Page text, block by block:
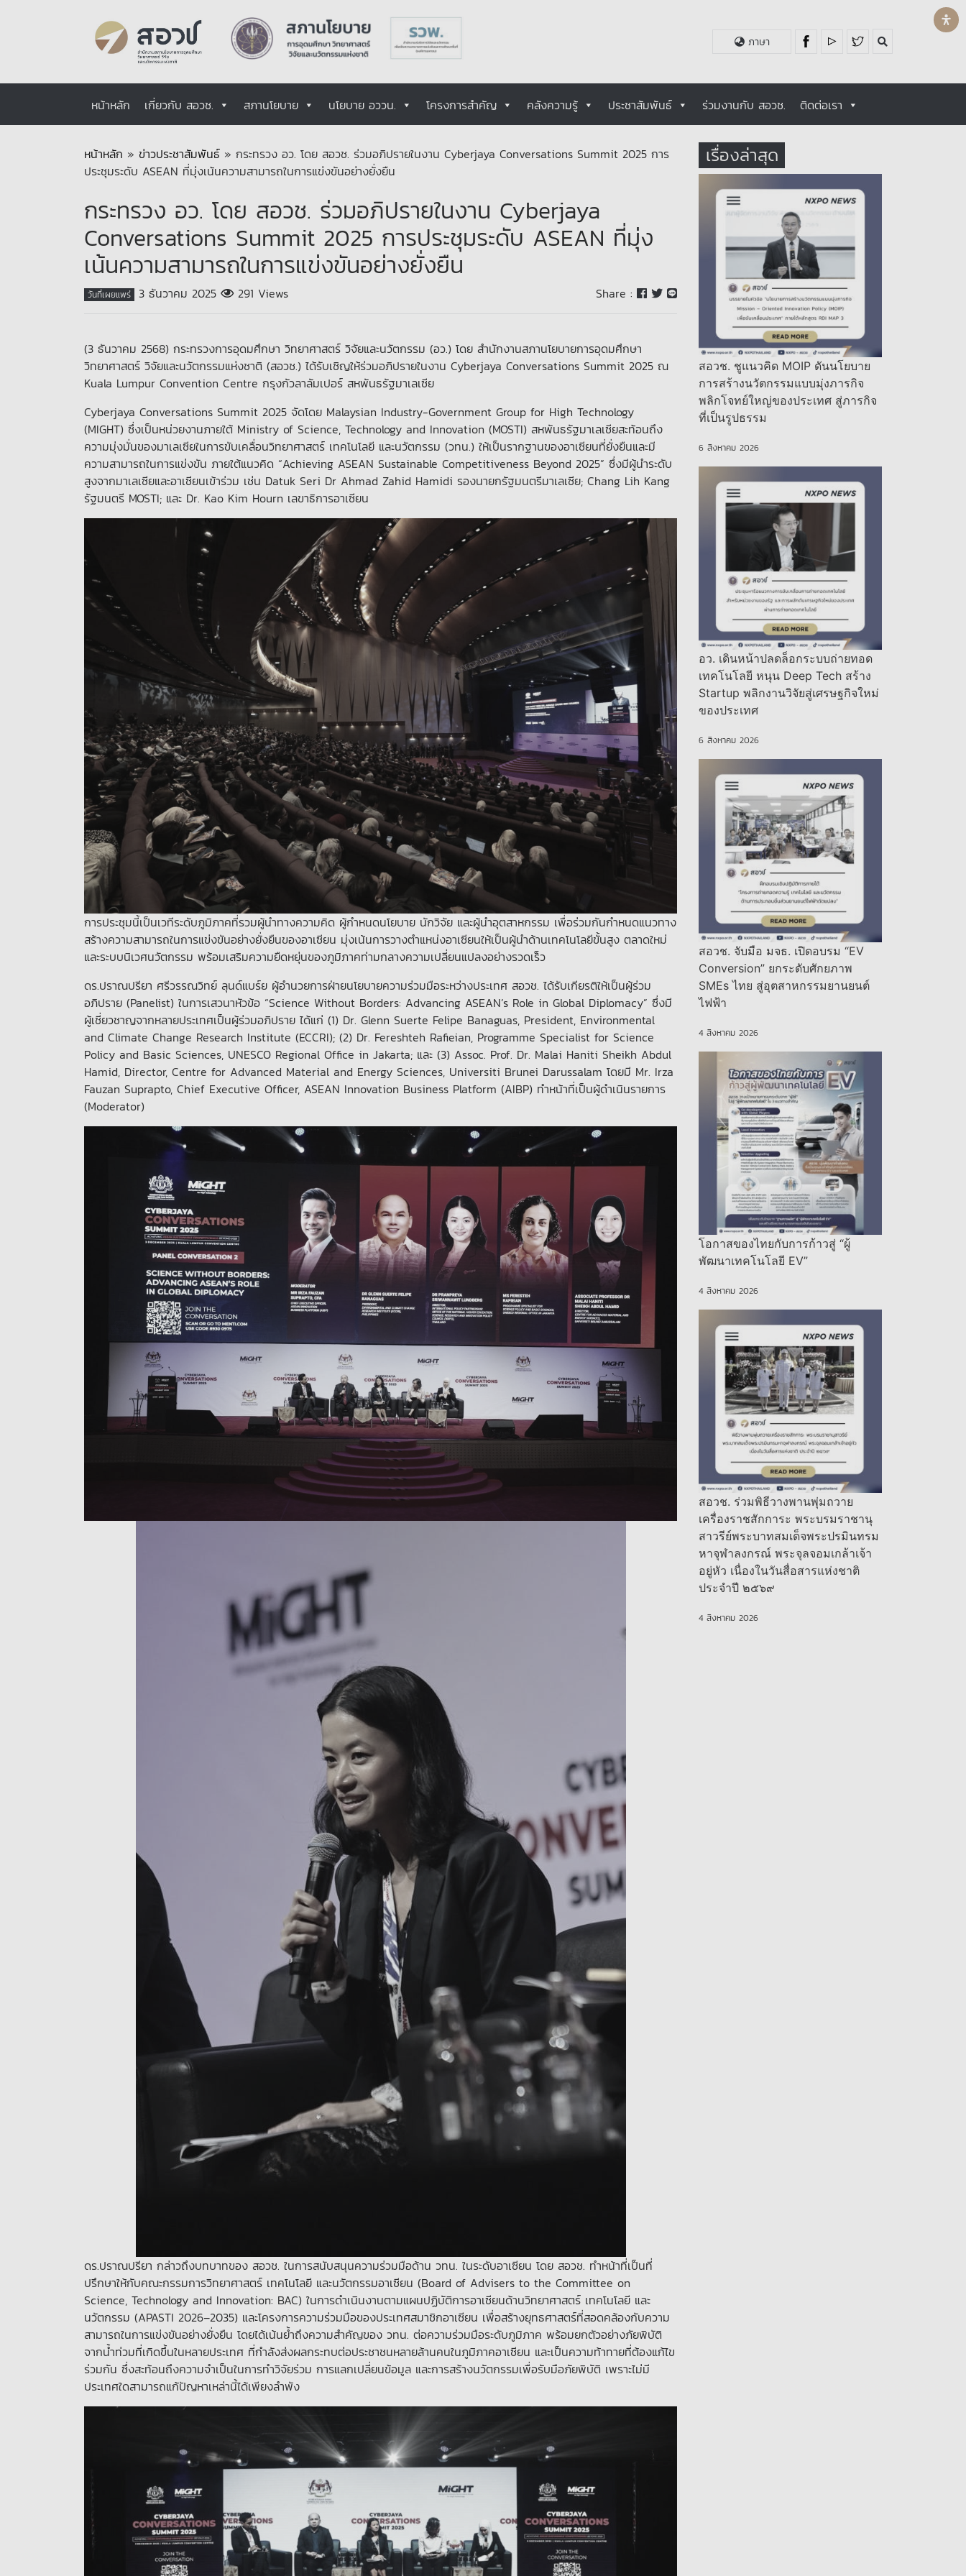
ภาษา
หน้าหลัก เกี่ยวกับ สอวช. สภานโยบาย นโยบาย อววน. โครงการสำคัญ คลังความรู้ ประชาสัมพันธ์ ร่วมงานกับ สอวช. ติดต่อเรา
หน้าหลัก » ข่าวประชาสัมพันธ์ » กระทรวง อว. โดย สอวช. ร่วมอภิปรายในงาน Cyberjaya Conversations Summit 2025 การ
ประชุมระดับ ASEAN ที่มุ่งเน้นความสามารถในการแข่งขันอย่างยั่งยืน
กระทรวง อว. โดย สอวช. ร่วมอภิปรายในงาน Cyberjaya
Conversations Summit 2025 การประชุมระดับ ASEAN ที่มุ่ง
เน้นความสามารถในการแข่งขันอย่างยั่งยืน
วันที่เผยแพร่ 3 ธันวาคม 2025 291 Views Share :
(3 ธันวาคม 2568) กระทรวงการอุดมศึกษา วิทยาศาสตร์ วิจัยและนวัตกรรม (อว.) โดย สำนักงานสภานโยบายการอุดมศึกษา
วิทยาศาสตร์ วิจัยและนวัตกรรมแห่งชาติ (สอวช.) ได้รับเชิญให้ร่วมอภิปรายในงาน Cyberjaya Conversations Summit 2025 ณ
Kuala Lumpur Convention Centre กรุงกัวลาลัมเปอร์ สหพันธรัฐมาเลเซีย
Cyberjaya Conversations Summit 2025 จัดโดย Malaysian Industry-Government Group for High Technology
(MIGHT) ซึ่งเป็นหน่วยงานภายใต้ Ministry of Science, Technology and Innovation (MOSTI) สหพันธรัฐมาเลเซียสะท้อนถึง
ความมุ่งมั่นของมาเลเซียในการขับเคลื่อนวิทยาศาสตร์ เทคโนโลยี และนวัตกรรม (วทน.) ให้เป็นรากฐานของอาเซียนที่ยั่งยืนและมี
ความสามารถในการแข่งขัน ภายใต้แนวคิด “Achieving ASEAN Sustainable Competitiveness Beyond 2025” ซึ่งมีผู้นำระดับ
สูงจากมาเลเซียและอาเซียนเข้าร่วม เช่น Datuk Seri Dr Ahmad Zahid Hamidi รองนายกรัฐมนตรีมาเลเซีย; Chang Lih Kang
รัฐมนตรี MOSTI; และ Dr. Kao Kim Hourn เลขาธิการอาเซียน
การประชุมนี้เป็นเวทีระดับภูมิภาคที่รวมผู้นำทางความคิด ผู้กำหนดนโยบาย นักวิจัย และผู้นำอุตสาหกรรม เพื่อร่วมกันกำหนดแนวทาง
สร้างความสามารถในการแข่งขันอย่างยั่งยืนของอาเซียน มุ่งเน้นการวางตำแหน่งอาเซียนให้เป็นผู้นำด้านเทคโนโลยีขั้นสูง ตลาดใหม่
และระบบนิเวศนวัตกรรม พร้อมเสริมความยืดหยุ่นของภูมิภาคท่ามกลางความเปลี่ยนแปลงอย่างรวดเร็ว
ดร.ปราณปรียา ศรีวรรณวิทย์ ลุนด์แบร์ย ผู้อำนวยการฝ่ายนโยบายความร่วมมือระหว่างประเทศ สอวช. ได้รับเกียรติให้เป็นผู้ร่วม
อภิปราย (Panelist) ในการเสวนาหัวข้อ “Science Without Borders: Advancing ASEAN’s Role in Global Diplomacy” ซึ่งมี
ผู้เชี่ยวชาญจากหลายประเทศเป็นผู้ร่วมอภิปราย ได้แก่ (1) Dr. Glenn Suerte Felipe Banaguas, President, Environmental
and Climate Change Research Institute (ECCRI); (2) Dr. Fereshteh Rafieian, Programme Specialist for Science
Policy and Basic Sciences, UNESCO Regional Office in Jakarta; และ (3) Assoc. Prof. Dr. Malai Haniti Sheikh Abdul
Hamid, Director, Centre for Advanced Material and Energy Sciences, Universiti Brunei Darussalam โดยมี Mr. Irza
Fauzan Suprapto, Chief Executive Officer, ASEAN Innovation Business Platform (AIBP) ทำหน้าที่เป็นผู้ดำเนินรายการ
(Moderator)
ดร.ปราณปรียา กล่าวถึงบทบาทของ สอวช. ในการสนับสนุนความร่วมมือด้าน วทน. ในระดับอาเซียน โดย สอวช. ทำหน้าที่เป็นที่
ปรึกษาให้กับคณะกรรมการวิทยาศาสตร์ เทคโนโลยี และนวัตกรรมอาเซียน (Board of Advisers to the Committee on
Science, Technology and Innovation: BAC) ในการดำเนินงานตามแผนปฏิบัติการอาเซียนด้านวิทยาศาสตร์ เทคโนโลยี และ
นวัตกรรม (APASTI 2026–2035) และโครงการความร่วมมือของประเทศสมาชิกอาเซียน เพื่อสร้างยุทธศาสตร์ที่สอดคล้องกับความ
สามารถในการแข่งขันอย่างยั่งยืน โดยได้เน้นย้ำถึงความสำคัญของ วทน. ต่อความร่วมมือระดับภูมิภาค พร้อมยกตัวอย่างภัยพิบัติ
จากน้ำท่วมที่เกิดขึ้นในหลายประเทศ ที่กำลังส่งผลกระทบต่อประชาชนหลายล้านคนในภูมิภาคอาเซียน และเป็นความท้าทายที่ต้องแก้ไข
ร่วมกัน ซึ่งสะท้อนถึงความจำเป็นในการทำวิจัยร่วม การแลกเปลี่ยนข้อมูล และการสร้างนวัตกรรมเพื่อรับมือภัยพิบัติ เพราะไม่มี
ประเทศใดสามารถแก้ปัญหาเหล่านี้ได้เพียงลำพัง
เรื่องล่าสุด
สอวช. ชูแนวคิด MOIP ดันนโยบาย
การสร้างนวัตกรรมแบบมุ่งภารกิจ
พลิกโจทย์ใหญ่ของประเทศ สู่ภารกิจ
ที่เป็นรูปธรรม
6 สิงหาคม 2026
อว. เดินหน้าปลดล็อกระบบถ่ายทอด
เทคโนโลยี หนุน Deep Tech สร้าง
Startup พลิกงานวิจัยสู่เศรษฐกิจใหม่
ของประเทศ
6 สิงหาคม 2026
สอวช. จับมือ มจธ. เปิดอบรม “EV
Conversion” ยกระดับศักยภาพ
SMEs ไทย สู่อุตสาหกรรมยานยนต์
ไฟฟ้า
4 สิงหาคม 2026
โอกาสของไทยกับการก้าวสู่ “ผู้
พัฒนาเทคโนโลยี EV”
4 สิงหาคม 2026
สอวช. ร่วมพิธีวางพานพุ่มถวาย
เครื่องราชสักการะ พระบรมราชานุ
สาวรีย์พระบาทสมเด็จพระปรมินทรม
หาจุฬาลงกรณ์ พระจุลจอมเกล้าเจ้า
อยู่หัว เนื่องในวันสื่อสารแห่งชาติ
ประจำปี ๒๕๖๙
4 สิงหาคม 2026